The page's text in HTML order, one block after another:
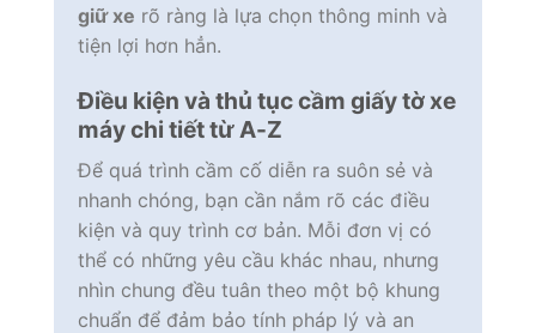
giữ xe rõ ràng là lựa chọn thông minh và
tiện lợi hơn hẳn.
Điều kiện và thủ tục cầm giấy tờ xe
máy chi tiết từ A-Z
Để quá trình cầm cố diễn ra suôn sẻ và
nhanh chóng, bạn cần nắm rõ các điều
kiện và quy trình cơ bản. Mỗi đơn vị có
thể có những yêu cầu khác nhau, nhưng
nhìn chung đều tuân theo một bộ khung
chuẩn để đảm bảo tính pháp lý và an